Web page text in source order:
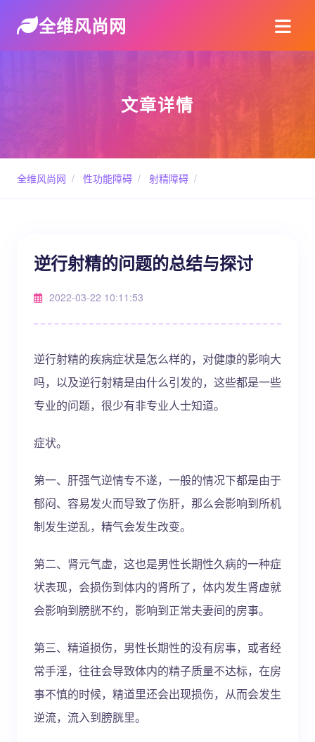
全维风尚网
文章详情
全维风尚网 / 性功能障碍 / 射精障碍 /
逆行射精的问题的总结与探讨
2022-03-22 10:11:53
逆行射精的疾病症状是怎么样的，对健康的影响大
吗，以及逆行射精是由什么引发的，这些都是一些
专业的问题，很少有非专业人士知道。
症状。
第一、肝强气逆情专不遂，一般的情况下都是由于
郁闷、容易发火而导致了伤肝，那么会影响到所机
制发生逆乱，精气会发生改变。
第二、肾元气虚，这也是男性长期性久病的一种症
状表现，会损伤到体内的肾所了，体内发生肾虚就
会影响到膀胱不约，影响到正常夫妻间的房事。
第三、精道损伤，男性长期性的没有房事，或者经
常手淫，往往会导致体内的精子质量不达标，在房
事不慎的时候，精道里还会出现损伤，从而会发生
逆流，流入到膀胱里。